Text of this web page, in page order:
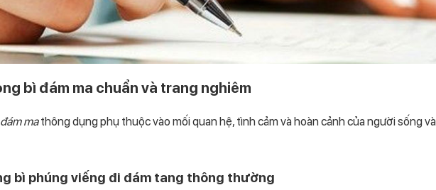
bì đám ma chuẩn và trang nghiêm
mathông dụng phụ thuộc vào mối quan hệ, tình cảm và hoàn cảnh của người sống và
bì phúng viếng đi đám tang thông thường